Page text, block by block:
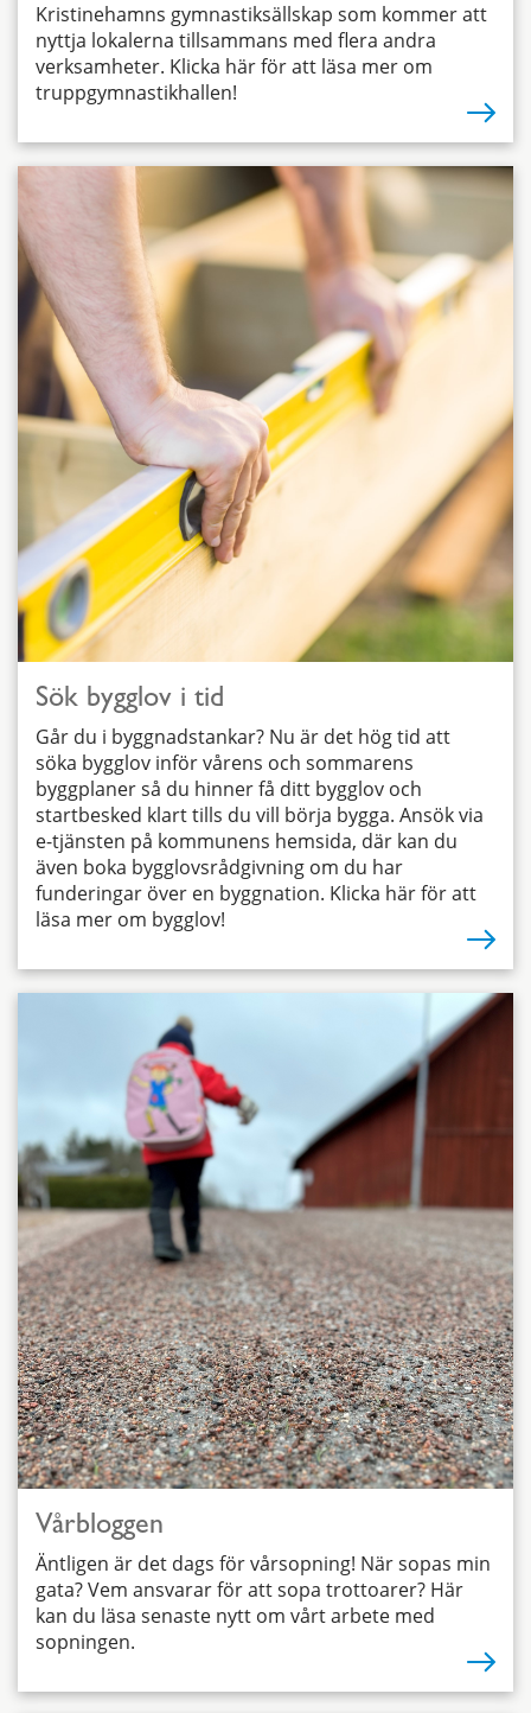
Kristinehamns gymnastiksällskap som kommer att
nyttja lokalerna tillsammans med flera andra
verksamheter. Klicka här för att läsa mer om
truppgymnastikhallen!
Sök bygglov i tid
Går du i byggnadstankar? Nu är det hög tid att
söka bygglov inför vårens och sommarens
byggplaner så du hinner få ditt bygglov och
startbesked klart tills du vill börja bygga. Ansök via
e-tjänsten på kommunens hemsida, där kan du
även boka bygglovsrådgivning om du har
funderingar över en byggnation. Klicka här för att
läsa mer om bygglov!
Vårbloggen
Äntligen är det dags för vårsopning! När sopas min
gata? Vem ansvarar för att sopa trottoarer? Här
kan du läsa senaste nytt om vårt arbete med
sopningen.